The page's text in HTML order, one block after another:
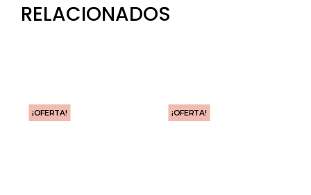
RELACIONADOS
¡OFERTA! ¡OFERTA!